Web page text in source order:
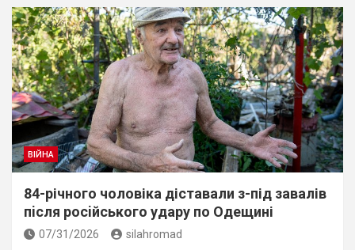
ВІЙНА
84-річного чоловіка діставали з-під завалів
пiсля росiйського удару по Одещині
07/31/2026 silahromad